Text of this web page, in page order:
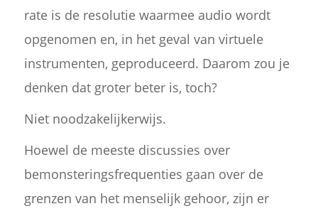
rate is de resolutie waarmee audio wordt
opgenomen en, in het geval van virtuele
instrumenten, geproduceerd. Daarom zou je
denken dat groter beter is, toch?
Niet noodzakelijkerwijs.
Hoewel de meeste discussies over
bemonsteringsfrequenties gaan over de
grenzen van het menselijk gehoor, zijn er